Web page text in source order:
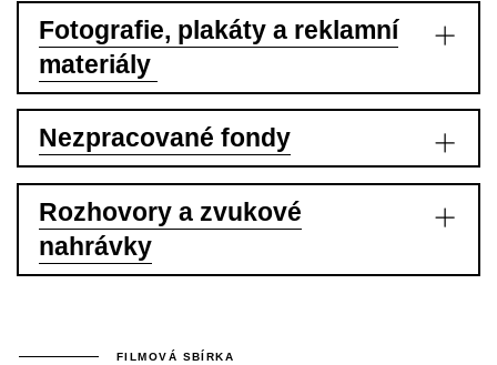
Fotografie, plakáty a reklamní
materiály
Nezpracované fondy
Rozhovory a zvukové
nahrávky
FILMOVÁ SBÍRKA